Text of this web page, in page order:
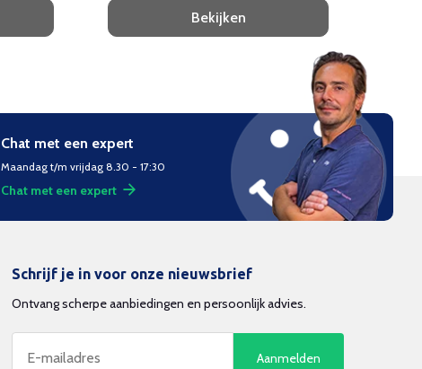
Bekijken
Chat met een expert
Maandag t/m vrijdag 8.30 - 17:30
Chat met een expert
Schrijf je in voor onze nieuwsbrief
Ontvang scherpe aanbiedingen en persoonlijk advies.
Aanmelden